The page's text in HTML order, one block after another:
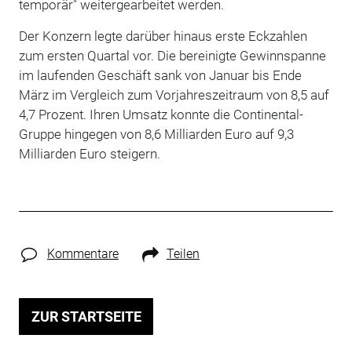
temporär" weitergearbeitet werden.
Der Konzern legte darüber hinaus erste Eckzahlen
zum ersten Quartal vor. Die bereinigte Gewinnspanne
im laufenden Geschäft sank von Januar bis Ende
März im Vergleich zum Vorjahreszeitraum von 8,5 auf
4,7 Prozent. Ihren Umsatz konnte die Continental-
Gruppe hingegen von 8,6 Milliarden Euro auf 9,3
Milliarden Euro steigern.
Kommentare Teilen
ZUR STARTSEITE